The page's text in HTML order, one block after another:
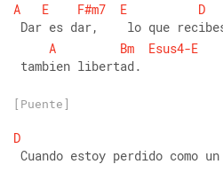
A
E F#m7 E
D
Dar es dar,    lo que
A
Bm
Esus4-E
tambien libertad.
[Puente]
D
Cuando estoy perdido como